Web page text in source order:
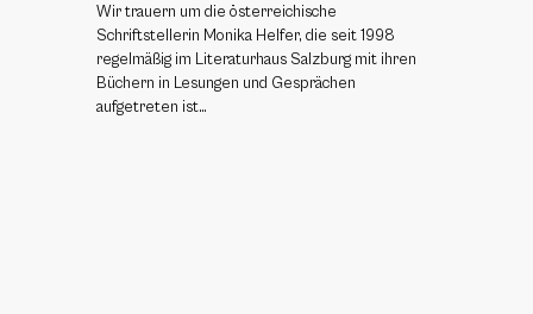
Wir trauern um die österreichische
Schriftstellerin Monika Helfer, die seit 1998
regelmäßig im Literaturhaus Salzburg mit ihren
Büchern in Lesungen und Gesprächen
aufgetreten ist…